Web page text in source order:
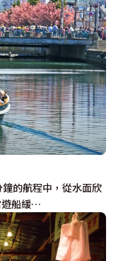
的航程中，從水面欣
遊船緩…